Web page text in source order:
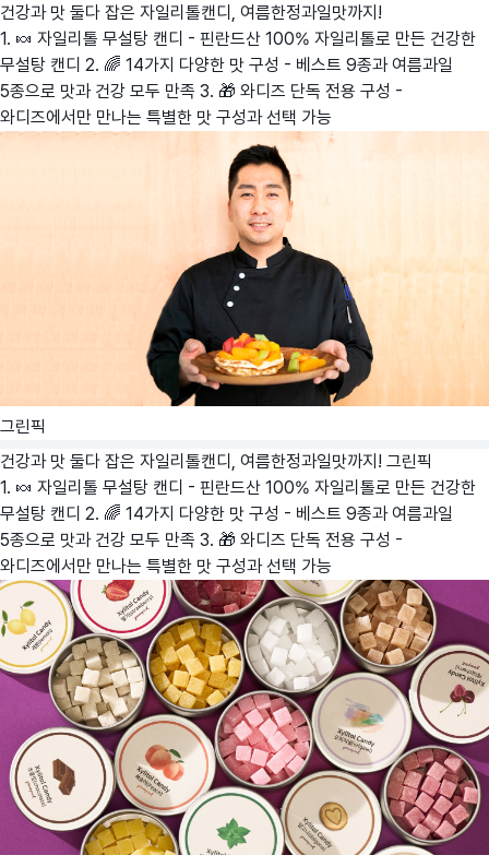
건강과 맛 둘다 잡은 자일리톨캔디, 여름한정과일맛까지!
1. 🍬 자일리톨 무설탕 캔디 - 핀란드산 100% 자일리톨로 만든 건강한
무설탕 캔디 2. 🌈 14가지 다양한 맛 구성 - 베스트 9종과 여름과일
5종으로 맛과 건강 모두 만족 3. 🎁 와디즈 단독 전용 구성 -
와디즈에서만 만나는 특별한 맛 구성과 선택 가능
그린픽
건강과 맛 둘다 잡은 자일리톨캔디, 여름한정과일맛까지! 그린픽
1. 🍬 자일리톨 무설탕 캔디 - 핀란드산 100% 자일리톨로 만든 건강한
무설탕 캔디 2. 🌈 14가지 다양한 맛 구성 - 베스트 9종과 여름과일
5종으로 맛과 건강 모두 만족 3. 🎁 와디즈 단독 전용 구성 -
와디즈에서만 만나는 특별한 맛 구성과 선택 가능